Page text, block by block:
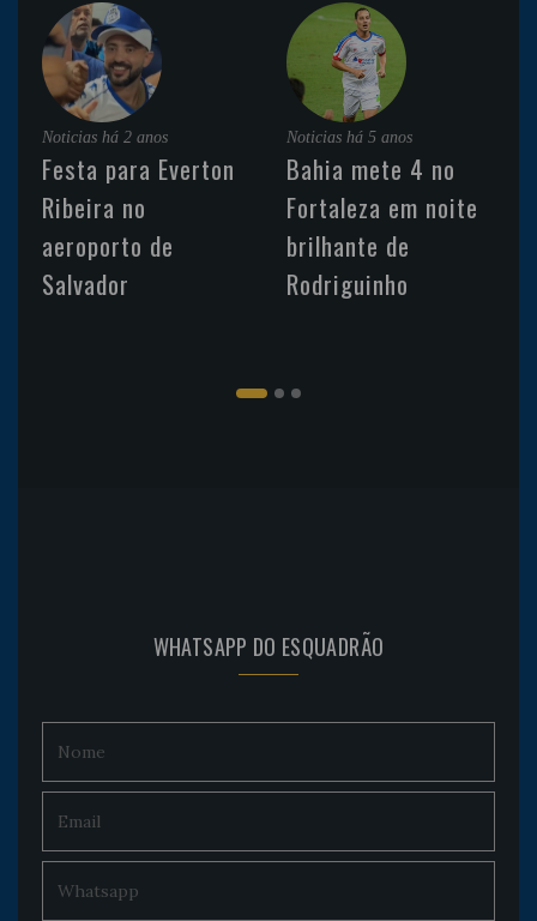
Noticias há 2 anos
Festa para Everton
Ribeira no
aeroporto de
Salvador
Noticias há 5 anos
Bahia mete 4 no
Fortaleza em noite
brilhante de
Rodriguinho
WHATSAPP DO ESQUADRÃO